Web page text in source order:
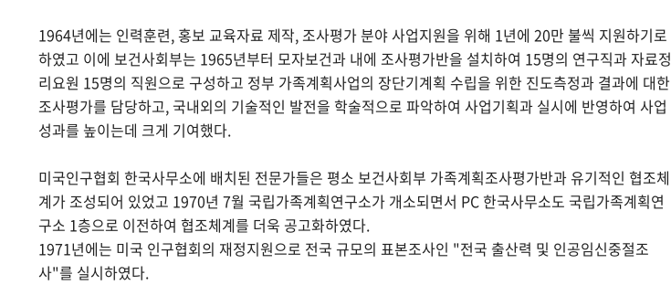
1964년에는 인력훈련, 홍보 교육자료 제작, 조사평가 분야 사업지원을 위해 1년에 20만 불씩 지원하기로
하였고 이에 보건사회부는 1965년부터 모자보건과 내에 조사평가반을 설치하여 15명의 연구직과 자료정
리요원 15명의 직원으로 구성하고 정부 가족계획사업의 장단기계획 수립을 위한 진도측정과 결과에 대한
조사평가를 담당하고, 국내외의 기술적인 발전을 학술적으로 파악하여 사업기획과 실시에 반영하여 사업
성과를 높이는데 크게 기여했다.
미국인구협회 한국사무소에 배치된 전문가들은 평소 보건사회부 가족계획조사평가반과 유기적인 협조체
계가 조성되어 있었고 1970년 7월 국립가족계획연구소가 개소되면서 PC 한국사무소도 국립가족계획연
구소 1층으로 이전하여 협조체계를 더욱 공고화하였다.
1971년에는 미국 인구협회의 재정지원으로 전국 규모의 표본조사인 "전국 출산력 및 인공임신중절조
사"를 실시하였다.